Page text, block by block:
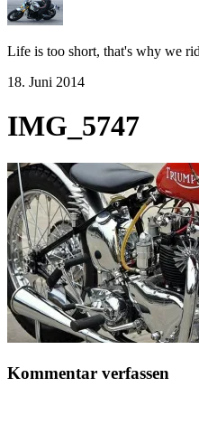
Blog
Life is too short, that's why we
18. Juni 2014
IMG_5747
Kommentar verfassen